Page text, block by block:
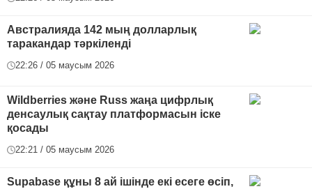
Австралияда 142 мың долларлық
таракандар тәркіленді
22:26 / 05 маусым 2026
Wildberries және Russ жаңа цифрлық
денсаулық сақтау платформасын іске
қосады
22:21 / 05 маусым 2026
Supabase құны 8 ай ішінде екі есеге өсіп,